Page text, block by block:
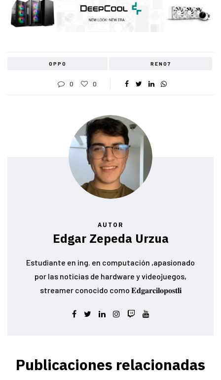
OPPO RENO7
0 0
AUTOR
Edgar Zepeda Urzua
Estudiante en ing. en computación ,apasionado
por las noticias de hardware y videojuegos,
streamer conocido como 𝐄𝐝𝐠𝐚𝐫𝐜𝐢𝐥𝐨𝐩𝐨𝐬𝐭𝐥𝐢
Publicaciones relacionadas